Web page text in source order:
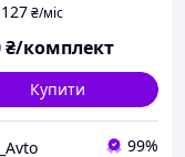
127₴/міс
₴/комплект
Купити
99%